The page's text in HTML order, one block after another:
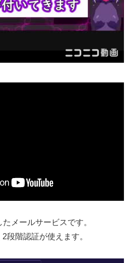
メールサービスです。
段階認証が使えます。